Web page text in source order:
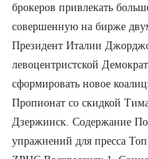
брокеров привлекать
совершенную на бирже
Президент Италии
левоцентристской
сформировать новое
Пропионат со скидкой
Дзержинск. Содержание
упражнений для пресса